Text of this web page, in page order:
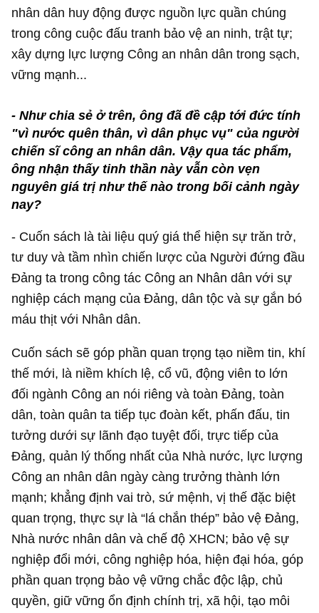
nhân dân huy động được nguồn lực quần chúng
trong công cuộc đấu tranh bảo vệ an ninh, trật tự;
xây dựng lực lượng Công an nhân dân trong sạch,
vững mạnh...
- Như chia sẻ ở trên, ông đã đề cập tới đức tính
"vì nước quên thân, vì dân phục vụ" của người
chiến sĩ công an nhân dân. Vậy qua tác phẩm,
ông nhận thấy tinh thần này vẫn còn vẹn
nguyên giá trị như thế nào trong bối cảnh ngày
nay?
- Cuốn sách là tài liệu quý giá thể hiện sự trăn trở,
tư duy và tầm nhìn chiến lược của Người đứng đầu
Đảng ta trong công tác Công an Nhân dân với sự
nghiệp cách mạng của Đảng, dân tộc và sự gắn bó
máu thịt với Nhân dân.
Cuốn sách sẽ góp phần quan trọng tạo niềm tin, khí
thế mới, là niềm khích lệ, cổ vũ, động viên to lớn
đối ngành Công an nói riêng và toàn Đảng, toàn
dân, toàn quân ta tiếp tục đoàn kết, phấn đấu, tin
tưởng dưới sự lãnh đạo tuyệt đối, trực tiếp của
Đảng, quản lý thống nhất của Nhà nước, lực lượng
Công an nhân dân ngày càng trưởng thành lớn
mạnh; khẳng định vai trò, sứ mệnh, vị thế đặc biệt
quan trọng, thực sự là “lá chắn thép” bảo vệ Đảng,
Nhà nước nhân dân và chế độ XHCN; bảo vệ sự
nghiệp đổi mới, công nghiệp hóa, hiện đại hóa, góp
phần quan trọng bảo vệ vững chắc độc lập, chủ
quyền, giữ vững ổn định chính trị, xã hội, tạo môi